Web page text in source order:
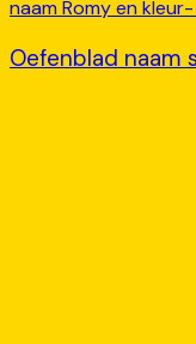
Oefenblad naam